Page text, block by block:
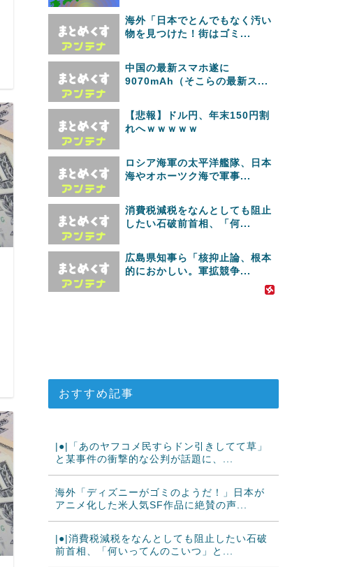
海外「日本でとんでもなく汚い
物を見つけた！街はゴミ...
中国の最新スマホ遂に
9070mAh（そこらの最新ス...
【悲報】ドル円、年末150円割
れへｗｗｗｗｗ
ロシア海軍の太平洋艦隊、日本
海やオホーツク海で軍事...
消費税減税をなんとしても阻止
したい石破前首相、「何...
広島県知事ら「核抑止論、根本
的におかしい。軍拡競争...
おすすめ記事
|●|「あのヤフコメ民すらドン引きしてて草」
と某事件の衝撃的な公判が話題に、...
海外「ディズニーがゴミのようだ！」日本が
アニメ化した米人気SF作品に絶賛の声...
|●|消費税減税をなんとしても阻止したい石破
前首相、「何いってんのこいつ」と...